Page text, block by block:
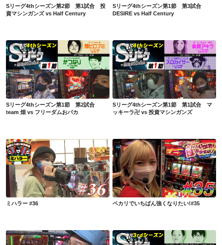
Sリーグ4thシーズン第2節 第1試合 投
資マシンガンズ vs Half Century
Sリーグ4thシーズン第1節 第3試合
DESIRE vs Half Century
Sリーグ4thシーズン第1節 第2試合 team 畑 vs フリーダムおバカ
Sリーグ4thシーズン第1節 第2試合
team 畑 vs フリーダムおバカ
Sリーグ4thシーズン第1節 第1試合 マッキーラ卍 vs 投資マシンガンズ
Sリーグ4thシーズン第1節 第1試合 マ
ッキーラ卍 vs 投資マシンガンズ
ミハラー #36
ミハラー #36
ペカリでいちばん強くなりたい!#35
ペカリでいちばん強くなりたい!#35